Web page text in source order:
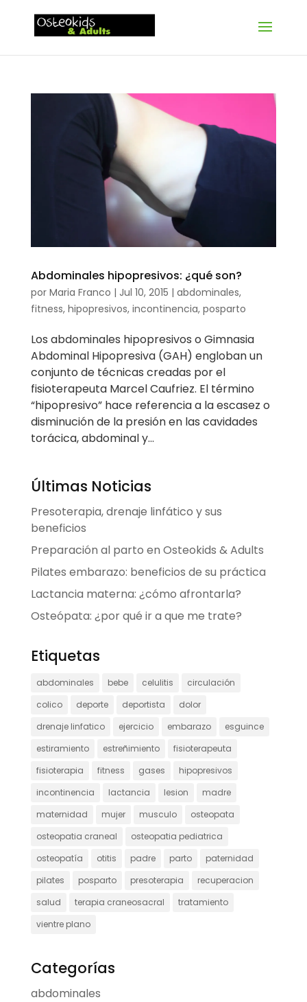
Abdominales hipopresivos: ¿qué son?
por Maria Franco | Jul 10, 2015 | abdominales,
fitness, hipopresivos, incontinencia, posparto
Los abdominales hipopresivos o Gimnasia
Abdominal Hipopresiva (GAH) engloban un
conjunto de técnicas creadas por el
fisioterapeuta Marcel Caufriez. El término
“hipopresivo” hace referencia a la escasez o
disminución de la presión en las cavidades
torácica, abdominal y...
Últimas Noticias
Presoterapia, drenaje linfático y sus
beneficios
Preparación al parto en Osteokids & Adults
Pilates embarazo: beneficios de su práctica
Lactancia materna: ¿cómo afrontarla?
Osteópata: ¿por qué ir a que me trate?
Etiquetas
abdominales bebe celulitis
circulación
colico
deporte deportista
dolor
drenaje linfatico
ejercicio embarazo
esguince
estiramiento
estreñimiento
fisioterapeuta
fisioterapia
fitness gases
hipopresivos
incontinencia
lactancia lesion
madre
maternidad
mujer musculo
osteopata
osteopatia craneal
osteopatia pediatrica
osteopatía
otitis padre parto
paternidad
pilates
posparto presoterapia
recuperacion
salud
terapia craneosacral
tratamiento
vientre plano
Categorías
abdominales